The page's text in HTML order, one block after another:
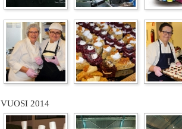
VUOSI 2014